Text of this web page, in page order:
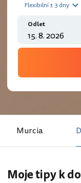
Flexibilní ± 3 dny
Odlet
Murcia
Moje tipy k